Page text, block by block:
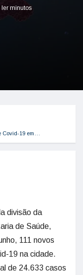
ler minutos
Covid-19 em…
divisão da
de Saúde,
111 novos
19 na cidade.
de 24.633 casos